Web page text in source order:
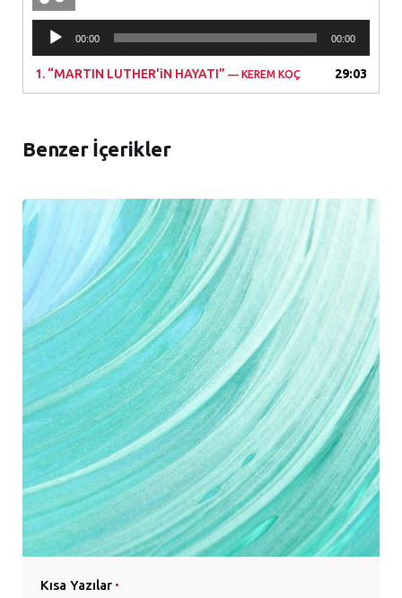
Ses
oynatıcı
00:00 00:00
1. “MARTIN LUTHER'iN HAYATI” — KEREM KOÇ 29:03
Benzer İçerikler
Kısa Yazılar